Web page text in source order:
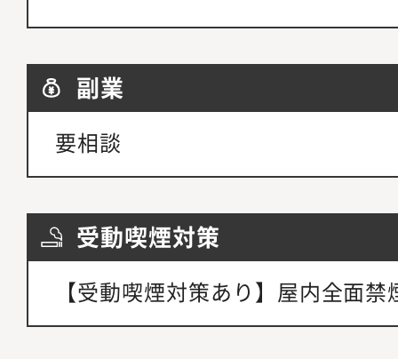
副業
要相談
受動喫煙対策
【受動喫煙対策あり】屋内全面禁